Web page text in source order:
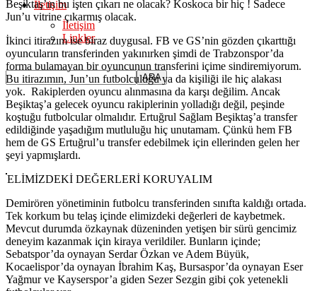
İletişim
İletişim
Linkler
Beşiktaş’ın bu işten çıkarı ne olacak? Koskoca bir hiç ! Sadece
Jun’u vitrine çıkarmış olacak.
İkinci itirazım ise biraz duygusal. FB ve GS’nin gözden çıkarttığı
oyuncuların transferinden yakınırken şimdi de Trabzonspor’da
forma bulamayan bir oyuncunun transferini içime sindiremiyorum.
Bu itirazımın, Jun’un futbolculuğu ya da kişiliği ile hiç alakası
yok. Rakiplerden oyuncu alınmasına da karşı değilim. Ancak
Beşiktaş’a gelecek oyuncu rakiplerinin yolladığı değil, peşinde
koştuğu futbolcular olmalıdır. Ertuğrul Sağlam Beşiktaş’a transfer
edildiğinde yaşadığım mutluluğu hiç unutamam. Çünkü hem FB
hem de GS Ertuğrul’u transfer edebilmek için ellerinden gelen her
şeyi yapmışlardı.
ELİMİZDEKİ DEĞERLERİ KORUYALIM
Demirören yönetiminin futbolcu transferinden sınıfta kaldığı ortada.
Tek korkum bu telaş içinde elimizdeki değerleri de kaybetmek.
Mevcut durumda özkaynak düzeninden yetişen bir sürü gencimiz
deneyim kazanmak için kiraya verildiler. Bunların içinde;
Sebatspor’da oynayan Serdar Özkan ve Adem Büyük,
Kocaelispor’da oynayan İbrahim Kaş, Bursaspor’da oynayan Eser
Yağmur ve Kayserspor’a giden Sezer Sezgin gibi çok yetenekli